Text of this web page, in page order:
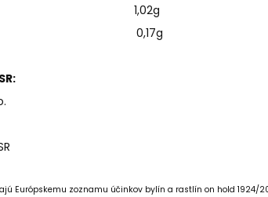
1,02g
0,17g
pre SR:
Európskemu zoznamu účinkov bylín a rastlín on hold 1924/